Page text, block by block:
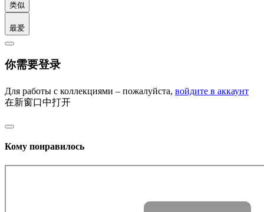
类似
最爱
你需要登录
Для работы с коллекциями – пожалуйста, войдите в аккаунт
在新窗口中打开
Кому понравилось